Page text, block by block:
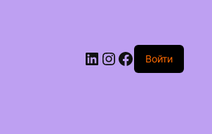
Войти